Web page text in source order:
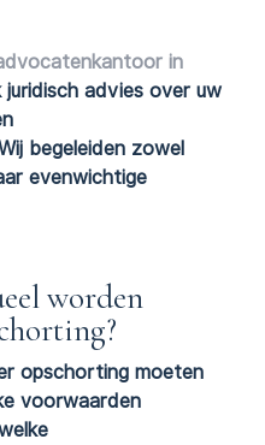
in
advies over uw
begeleiden zowel
evenwichtige
worden
opschorting moeten
voorwaarden